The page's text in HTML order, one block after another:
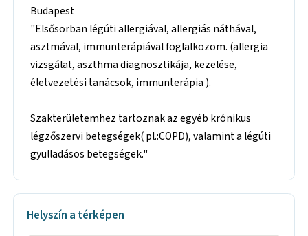
Budapest
"Elsősorban légúti allergiával, allergiás náthával,
asztmával, immunterápiával foglalkozom. (allergia
vizsgálat, aszthma diagnosztikája, kezelése,
életvezetési tanácsok, immunterápia ).
Szakterületemhez tartoznak az egyéb krónikus
légzőszervi betegségek( pl.:COPD), valamint a légúti
gyulladásos betegségek."
Helyszín a térképen